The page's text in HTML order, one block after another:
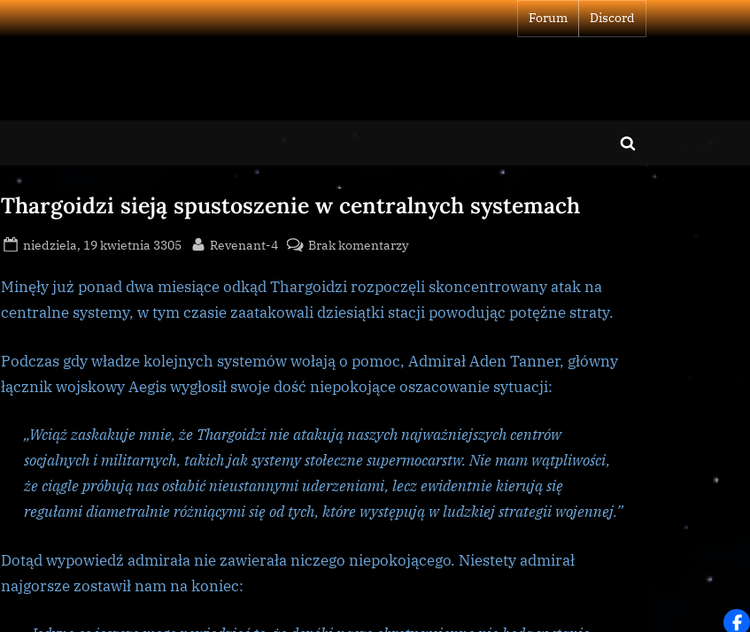
Forum Discord
Toggle
search
Thargoidzi sieją spustoszenie w centralnych systemach
Posted
niedziela, 19 kwietnia 3305 By
Revenant-4 Brak komentarzydo
sieją
spustoszenie
centralnych
Minęły już ponad dwa miesiące odkąd Thargoidzi rozpoczęli skoncentrowany atak na
centralne systemy, w tym czasie zaatakowali dziesiątki stacji powodując potężne straty.
Podczas gdy władze kolejnych systemów wołają o pomoc, Admirał Aden Tanner, główny
łącznik wojskowy Aegis wygłosił swoje dość niepokojące oszacowanie sytuacji:
„Wciąż zaskakuje mnie, że Thargoidzi nie atakują naszych najważniejszych centrów
socjalnych i militarnych, takich jak systemy stołeczne supermocarstw. Nie mam wątpliwości,
że ciągle próbują nas osłabić nieustannymi uderzeniami, lecz ewidentnie kierują się
regułami diametralnie różniącymi się od tych, które występują w ludzkiej strategii wojennej.”
Dotąd wypowiedź admirała nie zawierała niczego niepokojącego. Niestety admirał
najgorsze zostawił nam na koniec: